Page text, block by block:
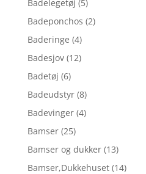
Badelegetøj (5)
Badeponchos (2)
Baderinge (4)
Badesjov (12)
Badetøj (6)
Badeudstyr (8)
Badevinger (4)
Bamser (25)
Bamser og dukker (13)
Bamser,Dukkehuset (14)